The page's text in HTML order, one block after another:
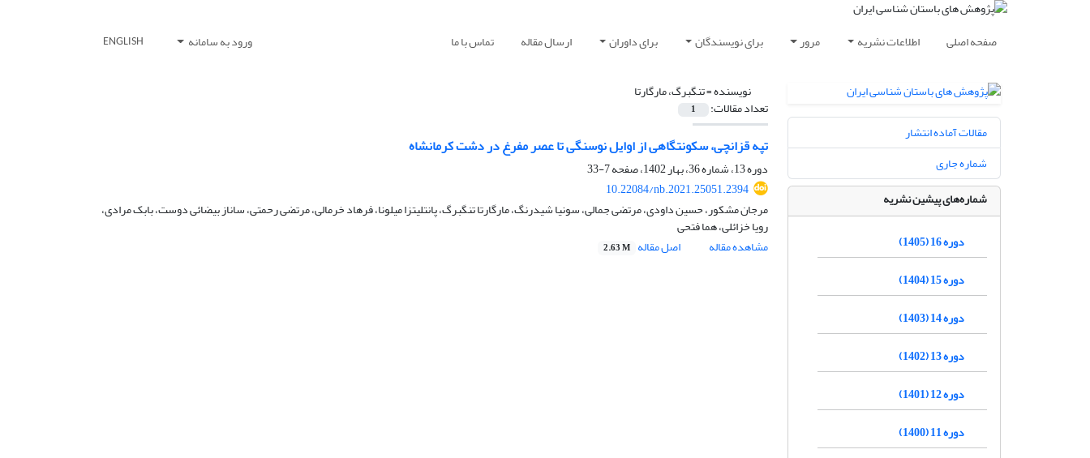
صفحه اصلی اطلاعات نشریه مرور برای نویسندگان برای داوران ارسال مقاله تماس با ما ورود به سامانه ENGLISH
نویسنده =تنگبرگ، مارگارتا
تعداد مقالات: 1
تپه قزانچی، سکونتگاهی از اوایل نوسنگی تا عصر مفرغ در دشت کرمانشاه
دوره 13، شماره 36، بهار 1402، صفحه
7-33
10.22084/nb.2021.25051.2394
مرجان مشکور، حسین داودی، مرتضی جمالی، سونیا شیدرنگ، مارگارتا تنگبرگ، پانتلیتزا میلونا، فرهاد خرمالی، مرتضی رحمتی، ساناز بیضائی دوست، بابک مرادی،
رویا خزائلی، هما فتحی
مشاهده مقاله
اصل مقاله 2.63 M
مقالات آماده انتشار
شماره جاری
شماره‌های پیشین نشریه
دوره 16 (1405)
دوره 15 (1404)
دوره 14 (1403)
دوره 13 (1402)
دوره 12 (1401)
دوره 11 (1400)